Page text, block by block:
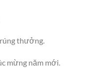
thưởng.
mừng năm mới.